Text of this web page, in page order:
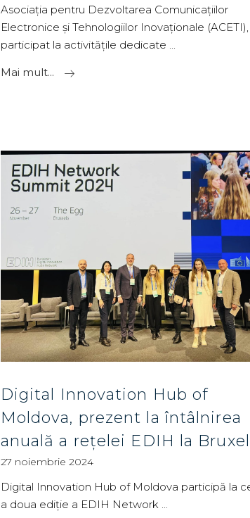
Asociația pentru Dezvoltarea Comunicațiilor
Electronice și Tehnologiilor Inovaționale
participat la activitățile dedicate
Mai mult...
Digital Innovation Hub of
Moldova, prezent la întâlnirea
anuală a rețelei EDIH la
27 noiembrie 2024
Digital Innovation Hub of Moldova participă la
a doua ediție a EDIH Network